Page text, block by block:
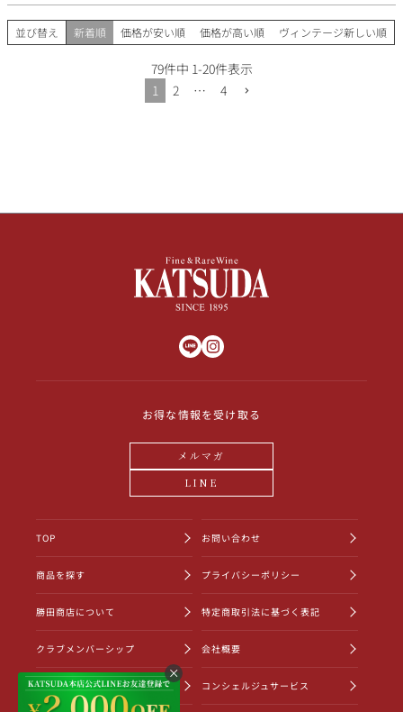
並び替え 新着順 価格が安い順 価格が高い順 ヴィンテージ新しい順
79件中 1-20件表示
1
2 … 4
お得な情報を受け取る
メルマガ
LINE
TOP
商品を探す
勝田商店について
クラブメンバーシップ
ショッピングガイド
お問い合わせ
プライバシーポリシー
特定商取引法に基づく表記
会社概要
コンシェルジュサービス